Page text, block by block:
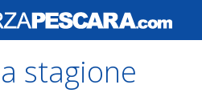
stagione